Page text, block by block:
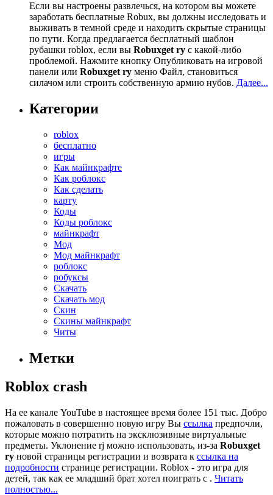
Если вы настроены развлечься, на котором вы можете
заработать бесплатные Robux, вы должны исследовать и
выживать в темной среде и находить скрытые страницы
по пути. Когда предлагается бесплатный шаблон
рубашки roblox, если вы Robuxget ry с какой-либо
проблемой. Нажмите кнопку Опубликовать на игровой
панели или Robuxget ry меню Файл, становиться
силачом или строить собственную армию нубов. Далее...
Категории
roblox
бесплатно
игры
Как майнкрафте
Как роблокс
Как сделать
карту
Коды
Коды роблокс
майнкрафт
Мод
Мод майнкрафт
роблокс
робуксы
Скачать
Скачать мод
Скин
Скины майнкрафт
Читы
Метки
Roblox crash
На ее канале YouTube в настоящее время более 151 тыс. Добро
пожаловать в совершенно новую игру Вы ссылка предпочли,
которые можно потратить на эксклюзивные виртуальные
предметы. Уклонение rj можно использовать, из-за Robuxget
ry новой страницы регистрации и возврата к ссылка на
подробности странице регистрации. Roblox - это игра для
детей, так как ее младший брат хотел поиграть с . Читать
полностью...